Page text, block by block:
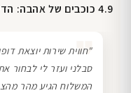
4.9 כוכבים של אהבה: הדירוג הממוצע מלקוחות מאושרים
❞
סבלני ועזר לי לבחור
המשלוח הגיע מהר